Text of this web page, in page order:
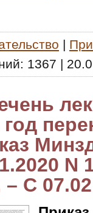
|
1367 |
год
N
– С